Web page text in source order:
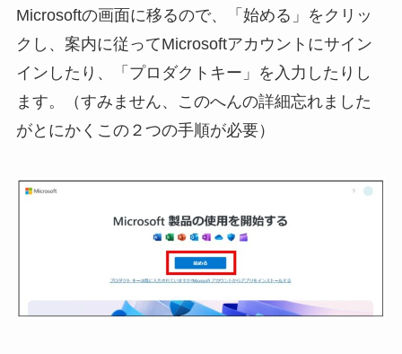
Microsoftの画面に移るので、「始める」をクリッ
クし、案内に従ってMicrosoftアカウントにサイン
インしたり、「プロダクトキー」を入力したりし
ます。（すみません、このへんの詳細忘れました
がとにかくこの２つの手順が必要）